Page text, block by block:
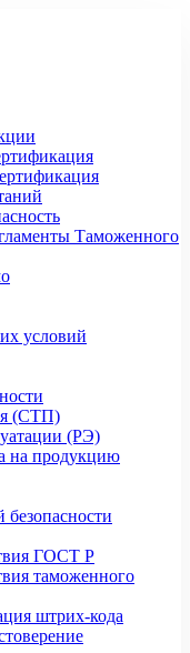
Таможенного
условий
(СТП)
(РЭ)
на продукцию
ГОСТ Р
таможенного
штрих-кода